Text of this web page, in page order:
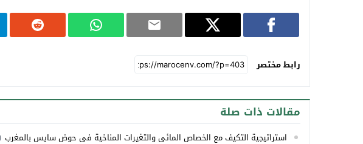
رابط مختصر
مقالات ذات صلة
استراتيجية التكيف مع ‏الخصاص المائي والتغيرات المناخية في حوض‎ ‎سايس بالمغرب